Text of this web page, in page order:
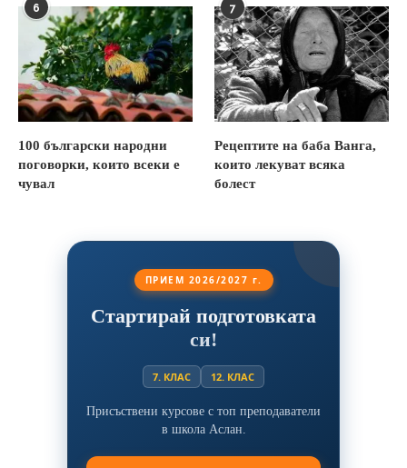
6
100 български народни
поговорки, които всеки е
чувал
7
Рецептите на баба Ванга,
които лекуват всяка
болест
ПРИЕМ 2026/2027 г.
Стартирай подготовката
си!
7. КЛАС 12. КЛАС
Присъствени курсове с топ преподаватели
в школа Аслан.